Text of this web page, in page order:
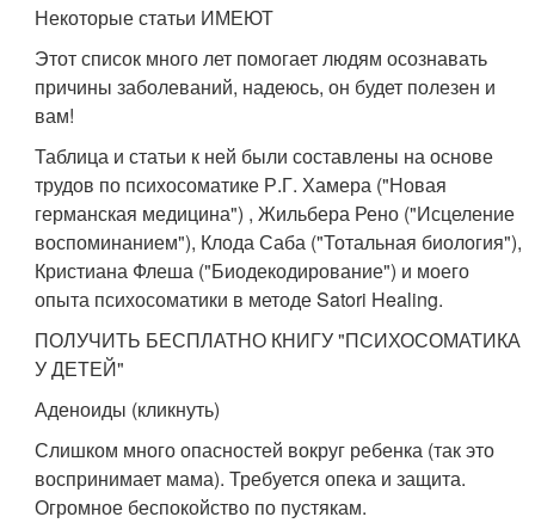
Некоторые статьи ИМЕЮТ
Этот список много лет помогает людям осознавать
причины заболеваний, надеюсь, он будет полезен и
вам!
Таблица и статьи к ней были составлены на основе
трудов по психосоматике Р.Г. Хамера ("Новая
германская медицина") , Жильбера Рено ("Исцеление
воспоминанием"), Клода Саба ("Тотальная биология"),
Кристиана Флеша ("Биодекодирование") и моего
опыта психосоматики в методе Satori Healing.
ПОЛУЧИТЬ БЕСПЛАТНО КНИГУ "ПСИХОСОМАТИКА
У ДЕТЕЙ"
Аденоиды (кликнуть)
Слишком много опасностей вокруг ребенка (так это
воспринимает мама). Требуется опека и защита.
Огромное беспокойство по пустякам.